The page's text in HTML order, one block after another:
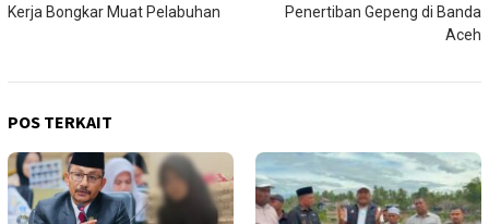
Kerja Bongkar Muat Pelabuhan
Penertiban Gepeng di Banda
Aceh
POS TERKAIT